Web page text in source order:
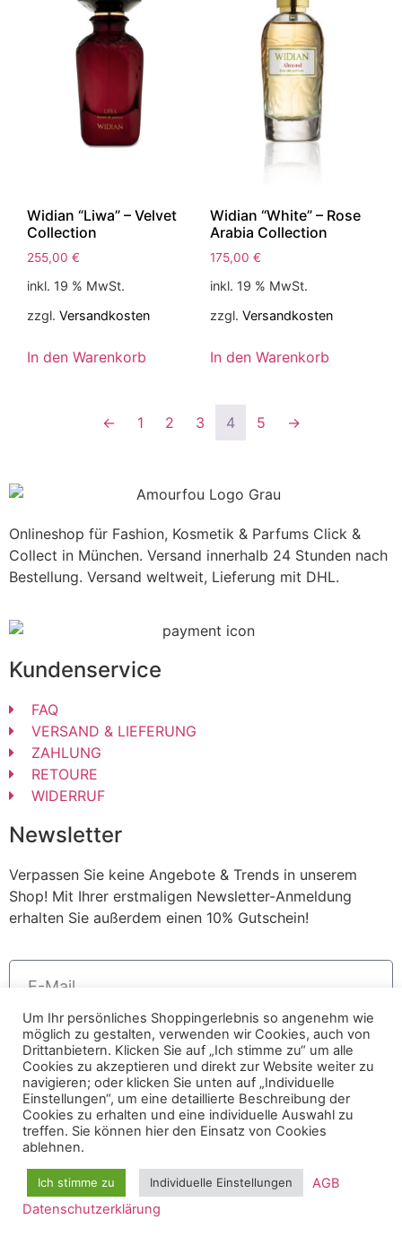
Widian “Liwa” – Velvet
Collection
255,00 €
inkl. 19 % MwSt.
zzgl. Versandkosten
In den Warenkorb
Widian “White” – Rose
Arabia Collection
175,00 €
inkl. 19 % MwSt.
zzgl. Versandkosten
In den Warenkorb
← 1 2 3 4 5 →
Onlineshop für Fashion, Kosmetik & Parfums Click &
Collect in München. Versand innerhalb 24 Stunden nach
Bestellung. Versand weltweit, Lieferung mit DHL.
Kundenservice
FAQ
VERSAND & LIEFERUNG
ZAHLUNG
RETOURE
WIDERRUF
Newsletter
Verpassen Sie keine Angebote & Trends in unserem
Shop! Mit Ihrer erstmaligen Newsletter-Anmeldung
erhalten Sie außerdem einen 10% Gutschein!
Anmelden
Alternative:
© 2023 AMOUR FOU Online Shop für Fashion
AGB
Datenschutz
Um Ihr persönliches Shoppingerlebnis so angenehm wie
möglich zu gestalten, verwenden wir Cookies, auch von
Drittanbietern. Klicken Sie auf „Ich stimme zu“ um alle
Cookies zu akzeptieren und direkt zur Website weiter zu
navigieren; oder klicken Sie unten auf „Individuelle
Einstellungen“, um eine detaillierte Beschreibung der
Cookies zu erhalten und eine individuelle Auswahl zu
treffen. Sie können hier den Einsatz von Cookies
ablehnen.
Ich stimme zu Individuelle Einstellungen
AGB
Datenschutzerklärung